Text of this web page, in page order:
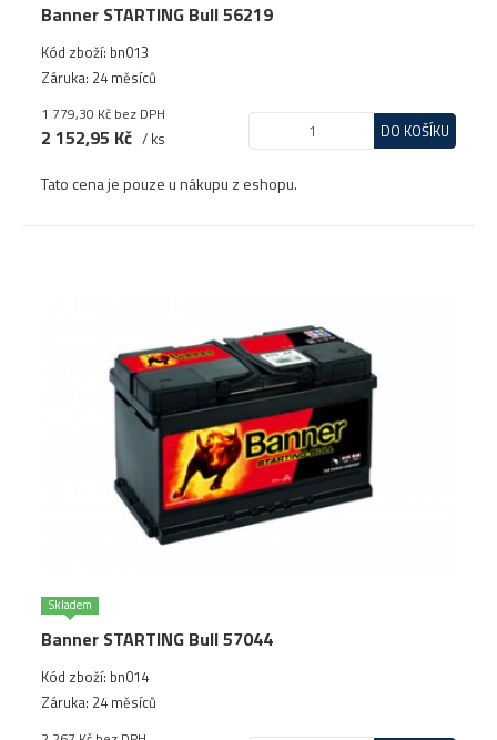
Banner STARTING Bull 56219
Kód zboží: bn013
Záruka: 24 měsíců
1 779,30 Kč bez DPH
2 152,95 Kč / ks DO KOŠÍKU
Tato cena je pouze u nákupu z eshopu.
Skladem
Banner STARTING Bull 57044
Kód zboží: bn014
Záruka: 24 měsíců